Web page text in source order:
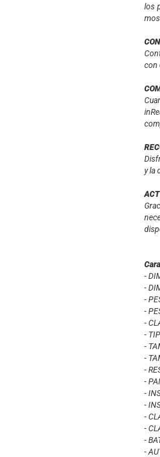
los
con
y la
-
-
-
-
-
-
-
-
-
-
-
-
-
-
-
-